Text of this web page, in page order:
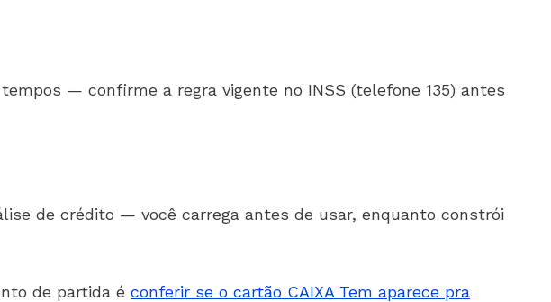
— confirme a regra vigente no INSS (telefone 135) antes
de crédito — você carrega antes de usar, enquanto constrói
de partida é conferir se o cartão CAIXA Tem aparece pra